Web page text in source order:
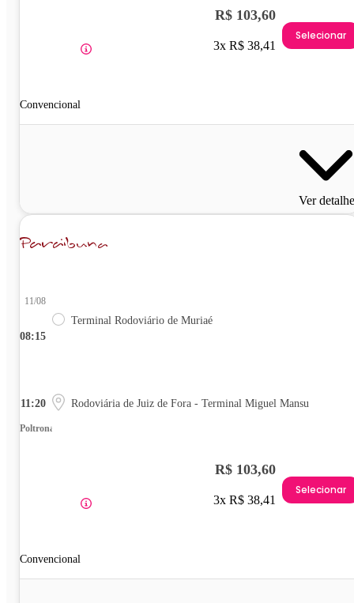
Convencional
R$ 103,60
3x R$ 38,41
Selecionar
Ver
08:15
11/08
Terminal Rodoviário de Muriaé
11:20 Rodoviária de Juiz de Fora - Terminal Miguel Mansu
Poltrona
Convencional
R$ 103,60
3x R$ 38,41
Selecionar